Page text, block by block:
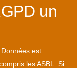
un
est
les ASBL. Si